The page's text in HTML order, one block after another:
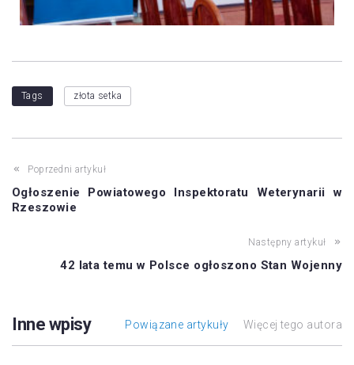
Tags złota setka
Poprzedni artykuł
Ogłoszenie Powiatowego Inspektoratu Weterynarii w
Rzeszowie
Następny artykuł
42 lata temu w Polsce ogłoszono Stan Wojenny
Inne wpisy Powiązane artykuły Więcej tego autora